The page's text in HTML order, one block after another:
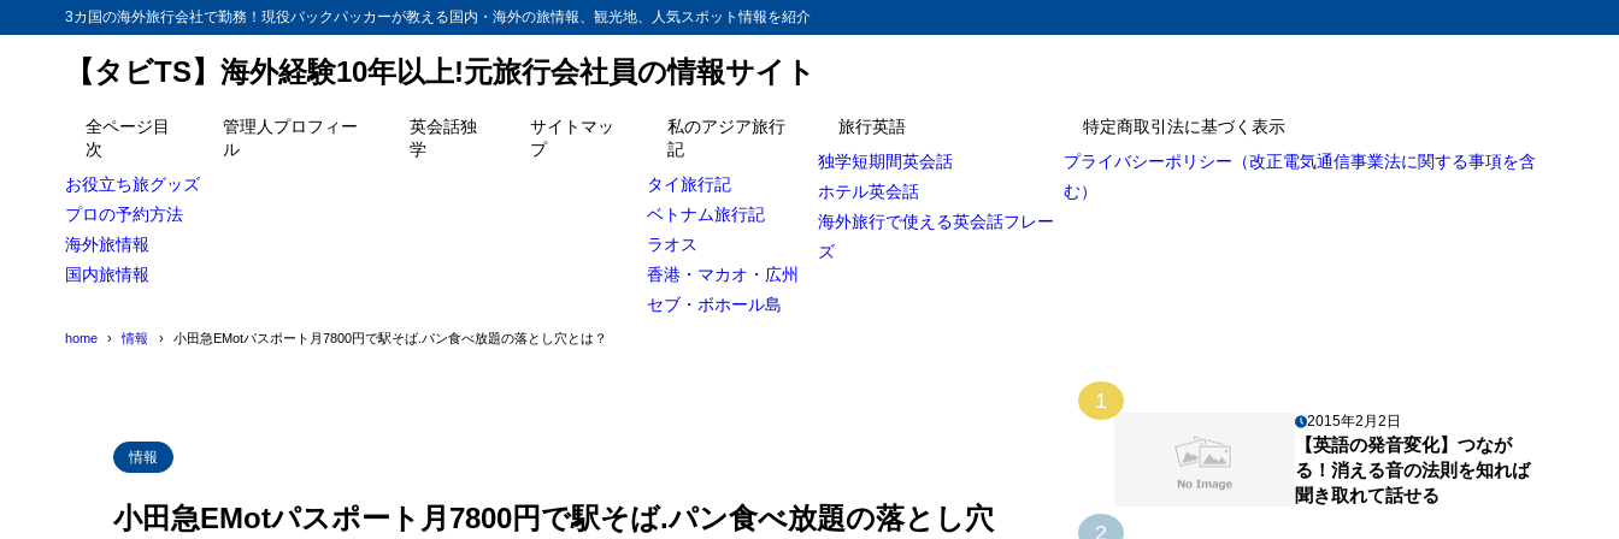
3カ国の海外旅行会社で勤務！現役バックパッカーが教える国内・海外の旅情報、観光地、人気スポット情報を紹介
【タビTS】海外経験10年以上!元旅行会社員の情報サイト
全ページ目
次
お役立ち旅グッズ
プロの予約方法
海外旅情報
国内旅情報
管理人プロフィー
ル
英会話独
学
サイトマッ
プ
私のアジア旅行
記
タイ旅行記
ベトナム旅行記
ラオス
香港・マカオ・広州
セブ・ボホール島
旅行英語
独学短期間英会話
ホテル英会話
海外旅行で使える英会話フレー
ズ
特定商取引法に基づく表示
プライバシーポリシー（改正電気通信事業法に関する事項を含
む）
home 情報 小田急EMotパスポート月7800円で駅そば.パン食べ放題の落とし穴とは？
情報
小田急EMotパスポート月7800円で駅そば.パン食べ放題の落とし穴
1
2015年2月2日
【英語の発音変化】つなが
る！消える音の法則を知れば
聞き取れて話せる
2
目次
駅近が生活圏内ならいいかな